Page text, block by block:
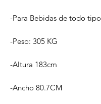
-Para Bebidas de todo tipo
-Peso: 305 KG
-Altura 183cm
-Ancho 80.7CM